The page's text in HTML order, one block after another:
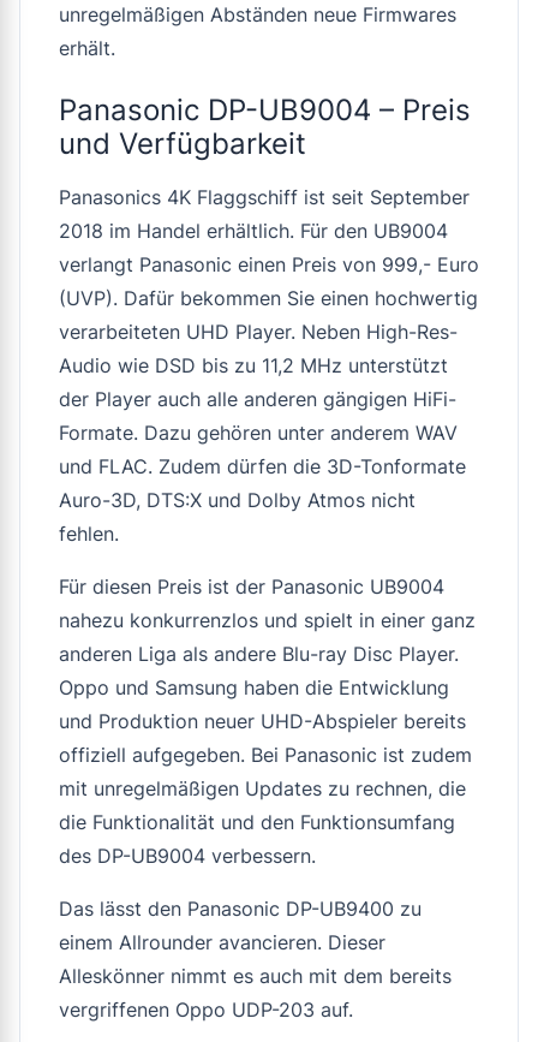
unregelmäßigen Abständen neue Firmwares
erhält.
Panasonic DP-UB9004 – Preis
und Verfügbarkeit
Panasonics 4K Flaggschiff ist seit September
2018 im Handel erhältlich. Für den UB9004
verlangt Panasonic einen Preis von 999,- Euro
(UVP). Dafür bekommen Sie einen hochwertig
verarbeiteten UHD Player. Neben High-Res-
Audio wie DSD bis zu 11,2 MHz unterstützt
der Player auch alle anderen gängigen HiFi-
Formate. Dazu gehören unter anderem WAV
und FLAC. Zudem dürfen die 3D-Tonformate
Auro-3D, DTS:X und Dolby Atmos nicht
fehlen.
Für diesen Preis ist der Panasonic UB9004
nahezu konkurrenzlos und spielt in einer ganz
anderen Liga als andere Blu-ray Disc Player.
Oppo und Samsung haben die Entwicklung
und Produktion neuer UHD-Abspieler bereits
offiziell aufgegeben. Bei Panasonic ist zudem
mit unregelmäßigen Updates zu rechnen, die
die Funktionalität und den Funktionsumfang
des DP-UB9004 verbessern.
Das lässt den Panasonic DP-UB9400 zu
einem Allrounder avancieren. Dieser
Alleskönner nimmt es auch mit dem bereits
vergriffenen Oppo UDP-203 auf.